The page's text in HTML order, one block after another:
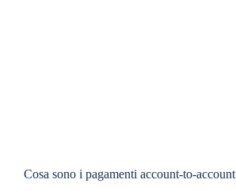
Cosa sono i pagamenti account-to-account